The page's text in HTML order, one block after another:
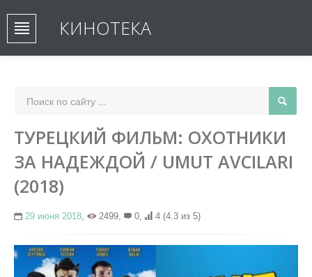
КИНОТЕКА
ТУРЕЦКИЙ ФИЛЬМ: ОХОТНИКИ
ЗА НАДЕЖДОЙ / UMUT AVCILARI
(2018)
29 июня 2018, 2499, 0, 4 (4.3 из 5)